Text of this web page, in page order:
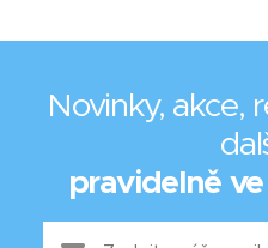
Novinky, akce,
pravidelně